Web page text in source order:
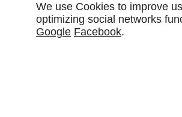
We use Cookies to improve
optimizing social networks
Google Facebook.